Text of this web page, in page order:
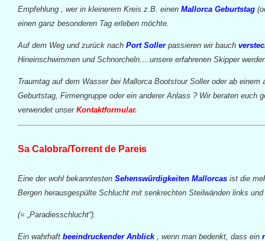
Empfehlung , wer in kleinerem Kreis z.B. einen Mallorca Geburtstag
einen ganz besonderen Tag erleben möchte.
Auf dem Weg und zurück nach Port Sollerpassieren wir bauch
Hineinschwimmen und Schnorcheln….unsere erfahrenen Skipper
Traumtag auf dem Wasser bei Mallorca Bootstour Soller oder ab einem
Geburtstag, Firmengruppe oder ein anderer Anlass ? Wir beraten euch
verwendet unser Kontaktformular.
Sa Calobra/Torrent de Pareis
Eine der wohl bekanntesten Sehenswürdigkeiten Mallorcas ist die
Bergen herausgespülte Schlucht mit senkrechten Steilwänden links
(= „Paradiesschlucht“).
Ein wahrhaft beeindruckender Anblick , wenn man bedenkt, dass ein